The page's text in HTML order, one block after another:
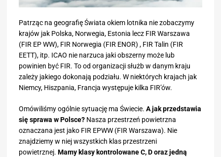
Patrząc na geografię Świata okiem lotnika nie zobaczymy
krajów jak Polska, Norwegia, Estonia lecz FIR Warszawa
(FIR EP WW), FIR Norwegia (FIR ENOR) , FIR Talin (FIR
EETT), itp. ICAO nie narzuca jaki obszerny może lub
powinien być FIR. To od organizacji służb w danym kraju
zależy jakiego dokonają podziału. W niektórych krajach jak
Niemcy, Hiszpania, Francja występuje kilka FIR’ów.
Omówiliśmy ogólnie sytuację ma Świecie. A jak przedstawia
się sprawa w Polsce? Nasza przestrzeń powietrzna
oznaczana jest jako FIR EPWW (FIR Warszawa). Nie
znajdziemy w niej wszystkich klas przestrzeni
powietrznej. Mamy klasy kontrolowane C, D oraz jedną